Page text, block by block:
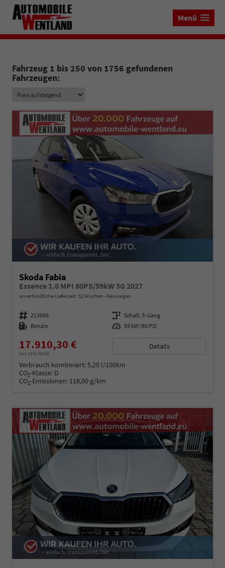
Menü
Fahrzeug 1 bis 250 von 1756 gefundenen
Fahrzeugen:
Skoda Fabia
Essence 1.0 MPI 80PS/59kW 5G 2027
unverbindliche Lieferzeit: 12 Wochen Neuwagen
Fahrzeugnummer 213669 Getriebe Schalt. 5-Gang
Kraftstoff Benzin Leistung 59 kW (80 PS)
17.910,30 €
incl. 19% MwSt.
Details
Verbrauch kombiniert:5,20 l/100km
CO2-Klasse: D
CO2-Emissionen: 118,00 g/km